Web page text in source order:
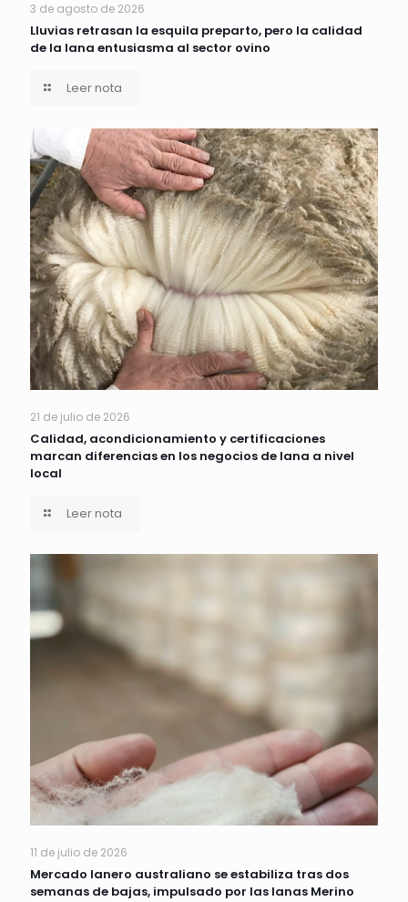
3 de agosto de 2026
Lluvias retrasan la esquila preparto, pero la calidad
de la lana entusiasma al sector ovino
Leer nota
21 de julio de 2026
Calidad, acondicionamiento y certificaciones
marcan diferencias en los negocios de lana a nivel
local
Leer nota
11 de julio de 2026
Mercado lanero australiano se estabiliza tras dos
semanas de bajas, impulsado por las lanas Merino